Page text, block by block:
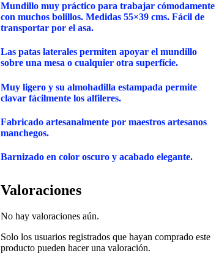
Mundillo muy práctico para trabajar cómodamente
con muchos bolillos. Medidas 55×39 cms. Fácil de
transportar por el asa.
Las patas laterales permiten apoyar el mundillo
sobre una mesa o cualquier otra superfície.
Muy ligero y su almohadilla estampada permite
clavar fácilmente los alfileres.
Fabricado artesanalmente por maestros artesanos
manchegos.
Barnizado en color oscuro y acabado elegante.
Valoraciones
No hay valoraciones aún.
Solo los usuarios registrados que hayan comprado este
producto pueden hacer una valoración.